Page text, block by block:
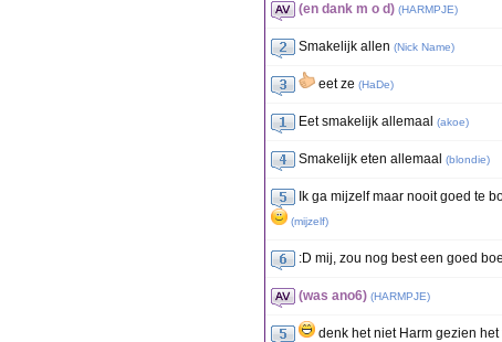
(en dank m o d) (HARMPJE)
Smakelijk allen (Nick Name)
eet ze (HaDe)
Eet smakelijk allemaal (akoe)
Smakelijk eten allemaal (blondie)
Ik ga mijzelf maar nooit goed te
(mijzelf)
:D mij, zou nog best een goed
(was ano6) (HARMPJE)
denk het niet Harm gezien